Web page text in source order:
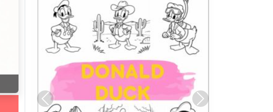
Previous Next